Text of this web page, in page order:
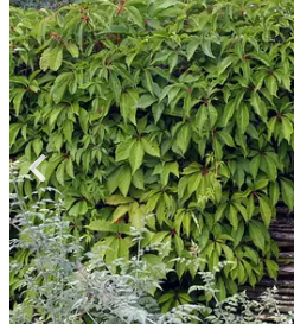
Zum vorigen Bild